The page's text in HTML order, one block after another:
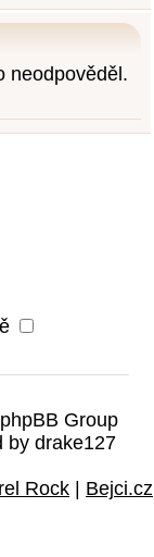
neodpověděl.
Group
by drake127
Rock | Bejci.cz